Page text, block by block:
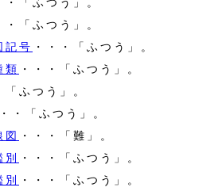
・「ふつう」。
記号 ・・・「ふつう」。
類 ・・・「ふつう」。
「ふつう」。
・「ふつう」。
図
・・・「難」。
別
・・・「ふつう」。
別
・・・「ふつう」。